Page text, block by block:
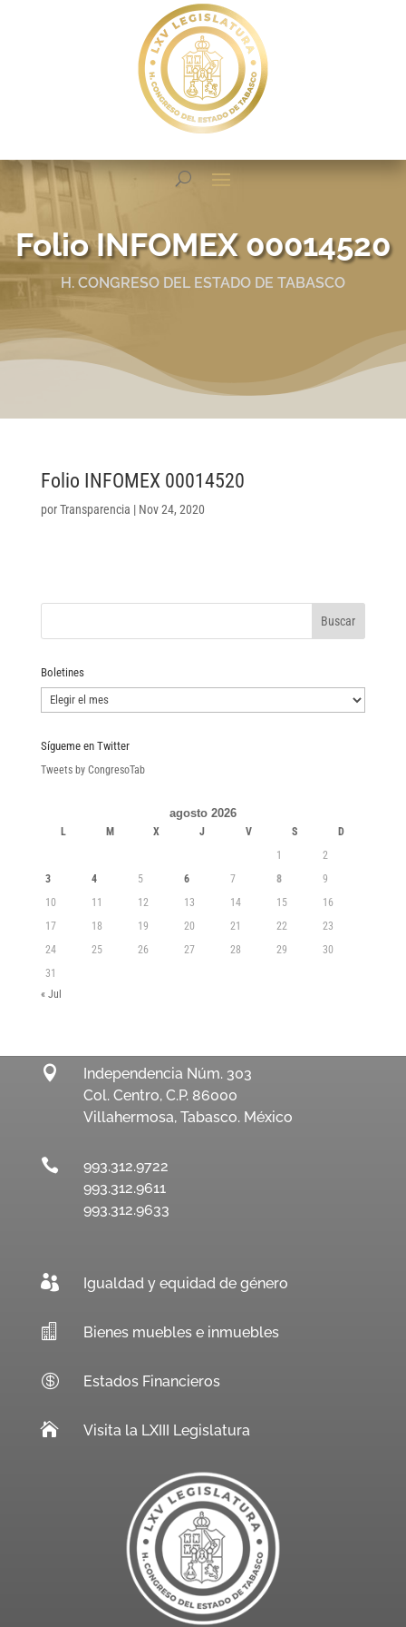
Folio INFOMEX 00014520
H. CONGRESO DEL ESTADO DE TABASCO
Folio INFOMEX 00014520
porTransparencia | Nov 24, 2020
Boletines
Boletines
Sígueme en Twitter
Tweets by CongresoTab
agosto 2026
L M X J V S
D
1
2
3
4 5 6 7 8
9
10
11 12 13 14 15
16
17
18 19 20 21 22
23
24
25 26 27 28 29
30
31
« Jul

Independencia Núm. 303
Col. Centro, C.P. 86000
Villahermosa, Tabasco. México

993.312.9722
993.312.9611
993.312.9633
 Igualdad y equidad de género
 Bienes muebles e inmuebles
 Estados Financieros
 Visita la LXIII Legislatura